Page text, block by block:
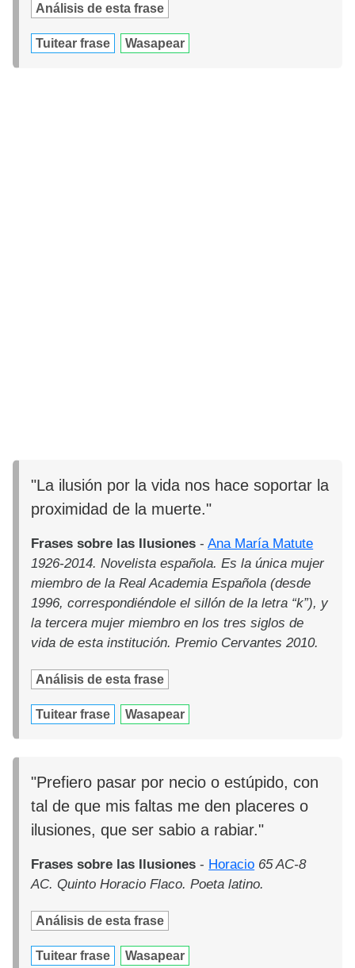
Análisis de esta frase
Tuitear frase Wasapear
"La ilusión por la vida nos hace soportar la
proximidad de la muerte."
Frases sobre las Ilusiones -Ana María Matute
1926-2014. Novelista española. Es la única mujer
miembro de la Real Academia Española (desde
1996, correspondiéndole el sillón de la letra “k”), y
la tercera mujer miembro en los tres siglos de
vida de esta institución. Premio Cervantes 2010.
Análisis de esta frase
Tuitear frase Wasapear
"Prefiero pasar por necio o estúpido, con
tal de que mis faltas me den placeres o
ilusiones, que ser sabio a rabiar."
Frases sobre las Ilusiones - Horacio 65 AC-8
AC. Quinto Horacio Flaco. Poeta latino.
Análisis de esta frase
Tuitear frase Wasapear